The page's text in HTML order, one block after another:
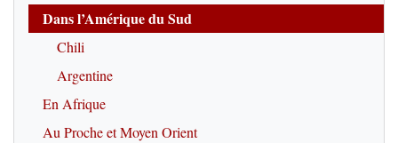
Dans l’Amérique du Sud
Chili
Argentine
En Afrique
Au Proche et Moyen Orient